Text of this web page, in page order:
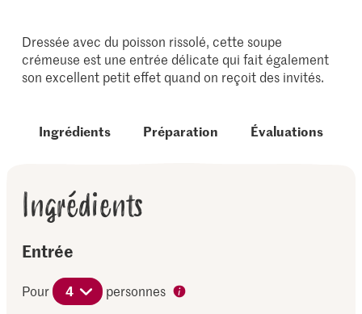
Dressée avec du poisson rissolé, cette soupe
crémeuse est une entrée délicate qui fait également
son excellent petit effet quand on reçoit des invités.
Ingrédients Préparation Évaluations
Ingrédients
Entrée
Pour 4 personnes